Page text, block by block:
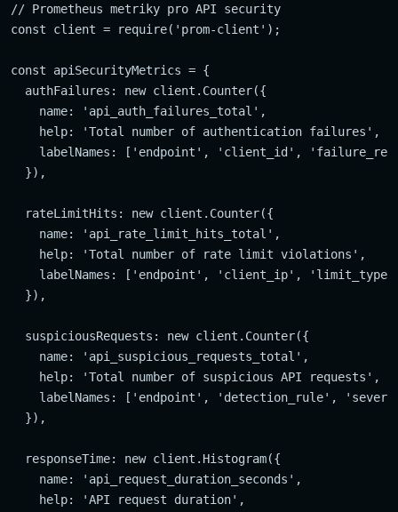
// Prometheus metriky pro API security
const client = require('prom-client');
const apiSecurityMetrics = {
  authFailures: new client.Counter({
    name: 'api_auth_failures_total',
    help: 'Total number of authentication failures',
labelNames: ['endpoint', 'client_id',
  }),
  rateLimitHits: new client.Counter({
    name: 'api_rate_limit_hits_total',
    help: 'Total number of rate limit violations',
labelNames: ['endpoint', 'client_ip',
  }),
  suspiciousRequests: new client.Counter({
    name: 'api_suspicious_requests_total',
    help: 'Total number of suspicious API requests',
labelNames: ['endpoint', 'detection_rule',
  }),
  responseTime: new client.Histogram({
    name: 'api_request_duration_seconds',
    help: 'API request duration',